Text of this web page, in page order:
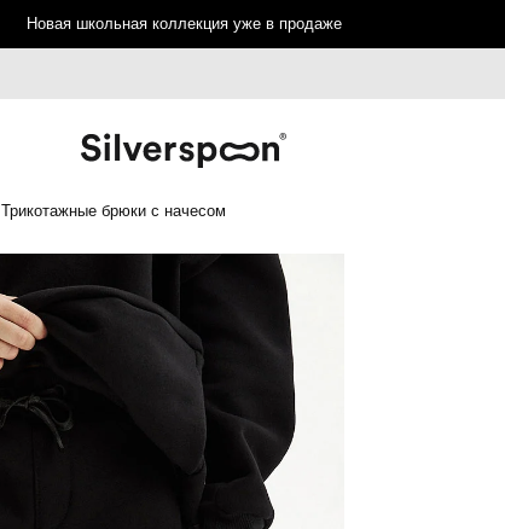
Новая школьная коллекция уже в продаже
Трикотажные брюки с начесом